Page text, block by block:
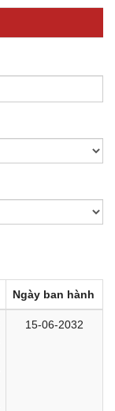
Ngày ban hành
15-06-2032